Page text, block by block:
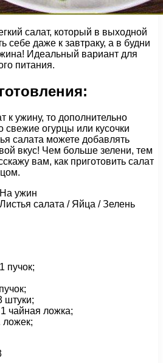
салат, который в выходной
себе даже к завтраку, а в будни
Идеальный вариант для
питания.
к ужину, то дополнительно
свежие огурцы или кусочки
салата можете добавлять
вкус! Чем больше зелени, тем
вам, как приготовить салат
ужин
салата / Яйца / Зелень
пучок;
штуки;
чайная ложка;